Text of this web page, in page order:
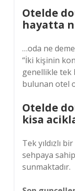
Otelde
hayatta
…oda ne
“İki kişinin
genellikle tek
bulunan otel
Otelde
kisa
Tek yıldızlı
sehpaya
sunmaktadır.